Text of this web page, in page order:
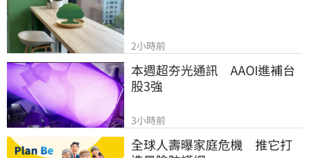
2小時前
本週超夯光通訊　AAOI進補台
股3強
3小時前
全球人壽曝家庭危機　推它打